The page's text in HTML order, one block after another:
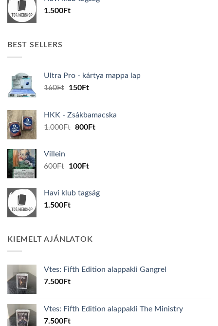
600Ft.100Ft.
1.500Ft
BEST SELLERS
Ultra Pro - kártya mappa lap
160Ft
Original
160Ft.
150FtCurrent
150Ft.
HKK - Zsákbamacska
1.000Ft Original
800FtCurrent
Villein
600Ft
Original
600Ft.
100FtCurrent
100Ft.
Havi klub tagság
1.500Ft
KIEMELT AJÁNLATOK
Vtes: Fifth Edition alappakli Gangrel
7.500Ft
Vtes: Fifth Edition alappakli The Ministry
7.500Ft